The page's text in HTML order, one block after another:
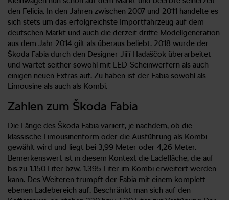
den Felicia. In den Jahren zwischen 2007 und 2011 handelte es
sich stets um das erfolgreichste Importfahrzeug auf dem
deutschen Markt und auch die derzeit dritte Modellgeneration
aus dem Jahr 2014 gilt als überaus beliebt. 2018 wurde der
Škoda Fabia durch den Designer Jiří Hadaščok überarbeitet
und wartet seither sowohl mit LED-Scheinwerfern als auch
einigen neuen Extras auf. Zu haben ist der Fabia sowohl als
Limousine als auch als Kombi.
Zahlen zum Škoda Fabia
Die Länge des Škoda Fabia variiert, je nachdem, ob die
klassische Limousinenform oder die Ausführung als Kombi
gewählt wird und liegt bei 3,99 Meter oder 4,26 Meter.
Bemerkenswert ist in diesem Kontext die Ladefläche, die auf
bis zu 1.150 Liter bzw. 1.395 Liter im Kombi erweitert werden
kann. Des Weiteren trumpft der Fabia mit einem komplett
ebenen Ladebereich auf. Beschränkt man sich auf den